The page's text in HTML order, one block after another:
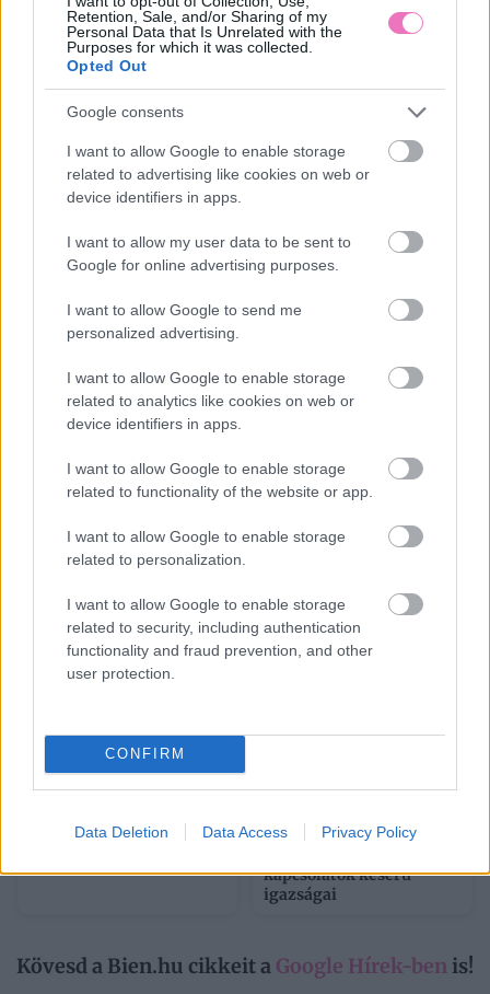
Retention, Sale, and/or Sharing of my
Personal Data that Is Unrelated with the
Purposes for which it was collected.
Opted Out
Google consents
I want to allow Google to enable storage
related to advertising like cookies on web or
device identifiers in apps.
I want to allow my user data to be sent to
Google for online advertising purposes.
I want to allow Google to send me
personalized advertising.
I want to allow Google to enable storage
related to analytics like cookies on web or
device identifiers in apps.
I want to allow Google to enable storage
related to functionality of the website or app.
I want to allow Google to enable storage
related to personalization.
I want to allow Google to enable storage
related to security, including authentication
functionality and fraud prevention, and other
user protection.
CONFIRM
Data Deletion Data Access Privacy Policy
„Abszolút figyelmen
kívül hagyta minden
háromszor kértél valamit
a pasidtól hiába, akkor
sajnos nem törődik veled
A férfi tőled veszi el, ami
belső béke
Mit tud a Minden
van, a Netflix idei eddigi
legnézettebb, 104
milliószor megtekintett
sorozata?
Sárga izzadságfoltok a
házi szer, ami csodát tesz
augusztus 7. – Nincs idő
éreztem, hogy kihasznál”
kapcsolatok keserű
igazságai
Kövesd a Bien.hu cikkeit a Google Hírek-ben is!